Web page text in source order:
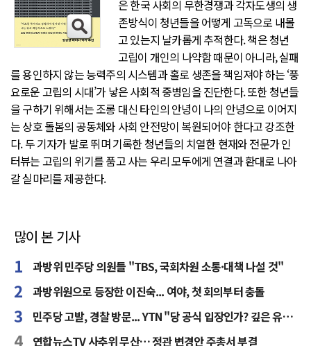
은 한국 사회의 무한경쟁과 각자도생의 생
존방식이 청년들을 어떻게 고독으로 내몰
고 있는지 날카롭게 추적한다. 책은 청년
고립이 개인의 나약함 때문이 아니라, 실패
를 용인하지 않는 능력주의 시스템과 홀로 생존을 책임져야 하는 ‘풍
요로운 고립의 시대’가 낳은 사회적 중병임을 진단한다. 또한 청년들
을 구하기 위해서는 조롱 대신 타인의 안녕이 나의 안녕으로 이어지
는 상호 돌봄의 공동체와 사회 안전망이 복원되어야 한다고 강조한
다. 두 기자가 발로 뛰며 기록한 청년들의 치열한 현재와 전문가 인
터뷰는 고립의 위기를 품고 사는 우리 모두에게 연결과 환대로 나아
갈 실마리를 제공한다.
많이 본 기사
과방위 민주당 의원들 "TBS, 국회차원 소통·대책 나설 것"
과방위원으로 등장한 이진숙... 여야, 첫 회의부터 충돌
민주당 고발, 경찰 방문... YTN "당 공식 입장인가? 깊은 유감"
연합뉴스TV 사추위 무산… 정관 변경안 주총서 부결